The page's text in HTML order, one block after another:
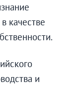
качестве
и